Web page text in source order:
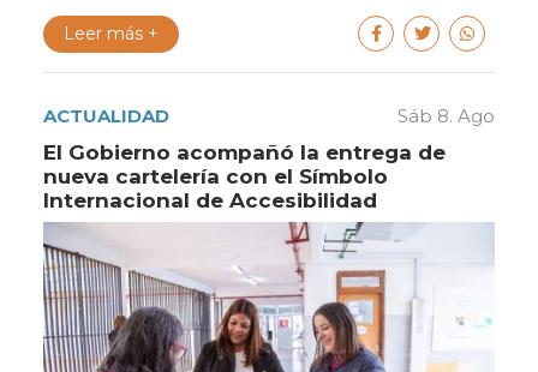
Leer más +
ACTUALIDAD Sáb 8. Ago
El Gobierno acompañó la entrega de
nueva cartelería con el Símbolo
Internacional de Accesibilidad